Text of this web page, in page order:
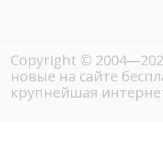
Copyright ©
новые на сайте
крупнейшая